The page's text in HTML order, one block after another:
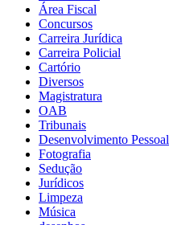
Área Fiscal
Concursos
Carreira Jurídica
Carreira Policial
Cartório
Diversos
Magistratura
OAB
Tribunais
Desenvolvimento Pessoal
Fotografia
Sedução
Jurídicos
Limpeza
Música